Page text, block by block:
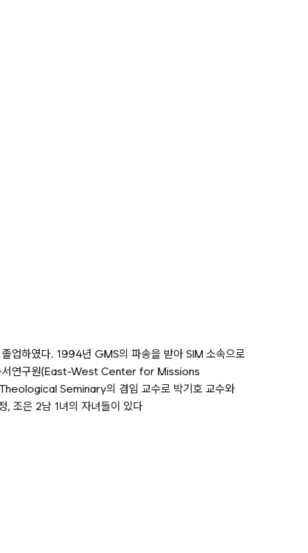
업하였다. 1994년 GMS의 파송을 받아 SIM 소속으로
동서연구원(East-West Center for Missions
Seminary의 겸임 교수로 박기호 교수와
조은 2남 1녀의 자녀들이 있다